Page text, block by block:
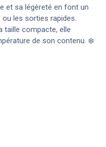
et sa légèreté en font un
les sorties rapides.
taille compacte, elle
de son contenu. ❄️